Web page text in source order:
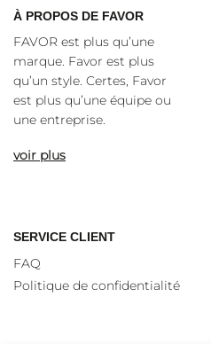
À PROPOS DE FAVOR
FAVOR est plus qu’une
marque. Favor est plus
qu’un style. Certes, Favor
est plus qu’une équipe ou
une entreprise.
voir plus
SERVICE CLIENT
FAQ
Politique de confidentialité